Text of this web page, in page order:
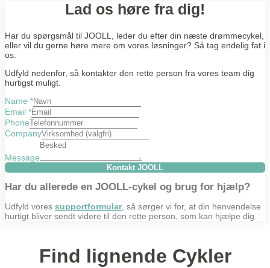
Lad os høre fra dig!
Har du spørgsmål til JOOLL, leder du efter din næste drømmecykel,
eller vil du gerne høre mere om vores løsninger? Så tag endelig fat i
os.
Udfyld nedenfor, så kontakter den rette person fra vores team dig
hurtigst muligt.
Name *
Email *
Phone
Company
Message
Kontakt JOOLL
Har du allerede en JOOLL-cykel og brug for hjælp?
Udfyld vores supportformular, så sørger vi for, at din henvendelse
hurtigt bliver sendt videre til den rette person, som kan hjælpe dig.
Find lignende Cykler